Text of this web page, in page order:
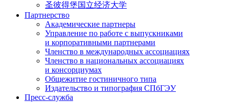
圣彼得堡国立经济大学
Партнерство
Академические партнеры
Управление по работе с выпускниками
и корпоративными партнерами
Членство в международных ассоциациях
Членство в национальных ассоциациях
и консорциумах
Общежитие гостиничного типа
Издательство и типография СПбГЭУ
Пресс-служба